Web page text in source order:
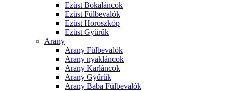
Ezüst Bokaláncok
Ezüst Fülbevalók
Ezüst Horoszkóp
Ezüst Gyűrűk
Arany
Arany Fülbevalók
Arany nyakláncok
Arany Karláncok
Arany Gyűrűk
Arany Baba Fülbevalók